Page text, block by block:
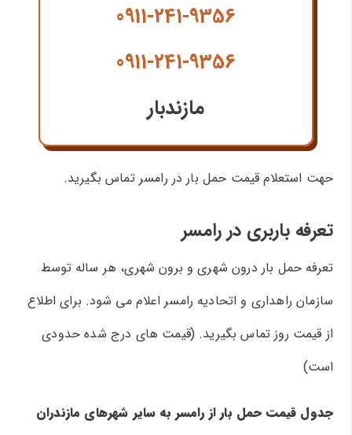
0911-241-9356
0911-241-9356
مازندبار
حهت استعلام قیمت حمل بار در رامسر تماس بگیرید.
تعرفه باربری در رامسر
تعرفه حمل بار درون شهری و برون شهری، هر ساله توسط
سازمان راهداری و اتحادیه رامسر اعلام می شود. برای اطلاع
از قیمت روز تماس بگیرید. (قیمت های درج شده حدودی
است)
جدول قیمت حمل بار از رامسر به سایر شهرهای مازندران